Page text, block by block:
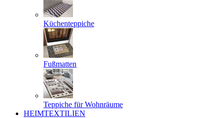
Küchenteppiche
Fußmatten
Teppiche für Wohnräume
HEIMTEXTILIEN